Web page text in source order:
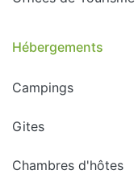
Hébergements
Campings
Gites
Chambres d'hôtes